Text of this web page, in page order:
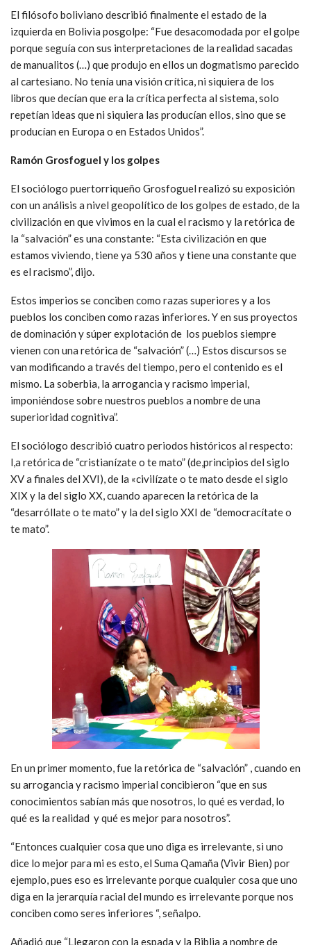
El filósofo boliviano describió finalmente el estado de la
izquierda en Bolivia posgolpe: “Fue desacomodada por el golpe
porque seguía con sus interpretaciones de la realidad sacadas
de manualitos (…) que produjo en ellos un dogmatismo parecido
al cartesiano. No tenía una visión crítica, ni siquiera de los
libros que decían que era la crítica perfecta al sistema, solo
repetían ideas que ni siquiera las producían ellos, sino que se
producían en Europa o en Estados Unidos”.
Ramón Grosfoguel y los golpes
El sociólogo puertorriqueño Grosfoguel realizó su exposición
con un análisis a nivel geopolítico de los golpes de estado, de la
civilización en que vivimos en la cual el racismo y la retórica de
la “salvación” es una constante: “Esta civilización en que
estamos viviendo, tiene ya 530 años y tiene una constante que
es el racismo”, dijo.
Estos imperios se conciben como razas superiores y a los
pueblos los conciben como razas inferiores. Y en sus proyectos
de dominación y súper explotación de los pueblos siempre
vienen con una retórica de “salvación” (…) Estos discursos se
van modificando a través del tiempo, pero el contenido es el
mismo. La soberbia, la arrogancia y racismo imperial,
imponiéndose sobre nuestros pueblos a nombre de una
superioridad cognitiva”.
El sociólogo describió cuatro periodos históricos al respecto:
l,a retórica de “cristianízate o te mato” (de,principios del siglo
XV a finales del XVI), de la «civilízate o te mato desde el siglo
XIX y la del siglo XX, cuando aparecen la retórica de la
“desarróllate o te mato” y la del siglo XXI de “democracítate o
te mato”.
En un primer momento, fue la retórica de “salvación” , cuando en
su arrogancia y racismo imperial concibieron “que en sus
conocimientos sabían más que nosotros, lo qué es verdad, lo
qué es la realidad y qué es mejor para nosotros”.
“Entonces cualquier cosa que uno diga es irrelevante, si uno
dice lo mejor para mi es esto, el Suma Qamaña (Vivir Bien) por
ejemplo, pues eso es irrelevante porque cualquier cosa que uno
diga en la jerarquía racial del mundo es irrelevante porque nos
conciben como seres inferiores “, señalpo.
Añadió que “Llegaron con la espada y la Biblia a nombre de